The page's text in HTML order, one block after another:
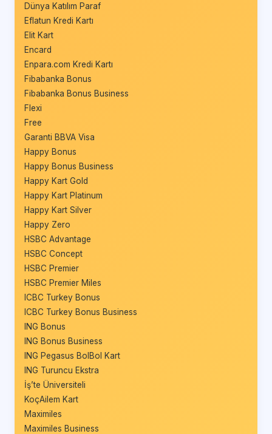
Dünya Katılım Paraf
Eflatun Kredi Kartı
Elit Kart
Encard
Enpara.com Kredi Kartı
Fibabanka Bonus
Fibabanka Bonus Business
Flexi
Free
Garanti BBVA Visa
Happy Bonus
Happy Bonus Business
Happy Kart Gold
Happy Kart Platinum
Happy Kart Silver
Happy Zero
HSBC Advantage
HSBC Concept
HSBC Premier
HSBC Premier Miles
ICBC Turkey Bonus
ICBC Turkey Bonus Business
ING Bonus
ING Bonus Business
ING Pegasus BolBol Kart
ING Turuncu Ekstra
İş’te Üniversiteli
KoçAilem Kart
Maximiles
Maximiles Business